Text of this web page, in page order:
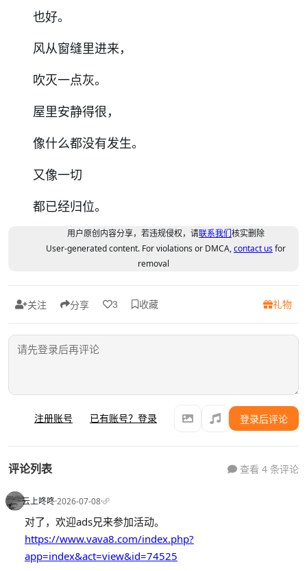
也好。
风从窗缝里进来，
吹灭一点灰。
屋里安静得很，
像什么都没有发生。
又像一切
都已经归位。
用户原创内容分享，若违规侵权，请联系我们核实删除
User-generated content. For violations or DMCA,contact usfor
removal
关注 分享 3 收藏 礼物
注册账号 已有账号？登录 登录后评论
评论列表 查看 4 条评论
云上咚咚·2026-07-08·
对了，欢迎ads兄来参加活动。
https://www.vava8.com/index.php?
app=index&act=view&id=74525